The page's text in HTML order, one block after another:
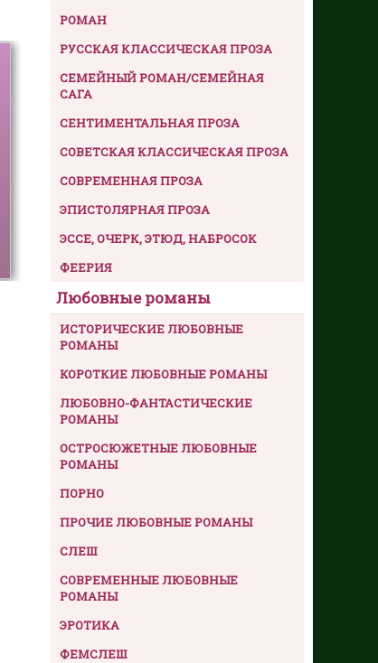
РОМАН
РУССКАЯ КЛАССИЧЕСКАЯ ПРОЗА
СЕМЕЙНЫЙ РОМАН/СЕМЕЙНАЯ
САГА
СЕНТИМЕНТАЛЬНАЯ ПРОЗА
СОВЕТСКАЯ КЛАССИЧЕСКАЯ ПРОЗА
СОВРЕМЕННАЯ ПРОЗА
ЭПИСТОЛЯРНАЯ ПРОЗА
ЭССЕ, ОЧЕРК, ЭТЮД, НАБРОСОК
ФЕЕРИЯ
Любовные романы
ИСТОРИЧЕСКИЕ ЛЮБОВНЫЕ
РОМАНЫ
КОРОТКИЕ ЛЮБОВНЫЕ РОМАНЫ
ЛЮБОВНО-ФАНТАСТИЧЕСКИЕ
РОМАНЫ
ОСТРОСЮЖЕТНЫЕ ЛЮБОВНЫЕ
РОМАНЫ
ПОРНО
ПРОЧИЕ ЛЮБОВНЫЕ РОМАНЫ
СЛЕШ
СОВРЕМЕННЫЕ ЛЮБОВНЫЕ
РОМАНЫ
ЭРОТИКА
ФЕМСЛЕШ